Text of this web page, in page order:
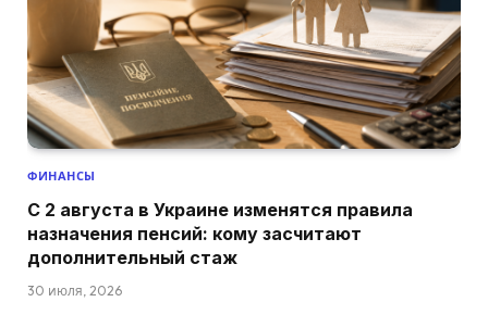
ФИНАНСЫ
С 2 августа в Украине изменятся правила
назначения пенсий: кому засчитают
дополнительный стаж
30 июля, 2026